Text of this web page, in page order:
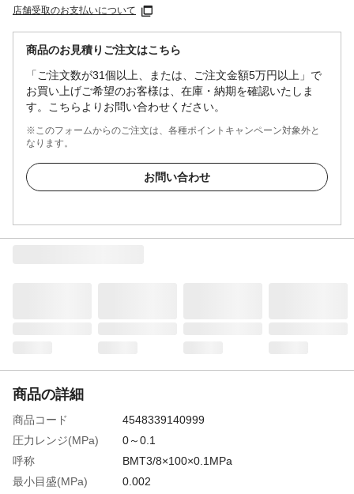
店舗受取のお支払いについて
商品のお見積りご注文はこちら
「ご注文数が31個以上、または、ご注文金額5万円以上」で
お買い上げご希望のお客様は、在庫・納期を確認いたしま
す。こちらよりお問い合わせください。
※このフォームからのご注文は、各種ポイントキャンペーン対象外と
なります。
お問い合わせ
商品の詳細
商品コード
4548339140999
圧力レンジ(MPa)
0～0.1
呼称
BMT3/8×100×0.1MPa
最小目盛(MPa)
0.002